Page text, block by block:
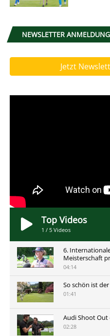
NEWSLETTER ANMELDUNG
Jetzt
Top Videos
1 / 5 Videos
6.
Meisterschaft
04:14
So schön ist
01:41
Audi Shoot Out
02:28